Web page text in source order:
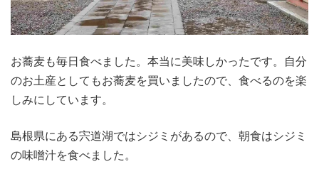
お蕎麦も毎日食べました。本当に美味しかったです。自分
のお土産としてもお蕎麦を買いましたので、食べるのを楽
しみにしています。
島根県にある宍道湖ではシジミがあるので、朝食はシジミ
の味噌汁を食べました。